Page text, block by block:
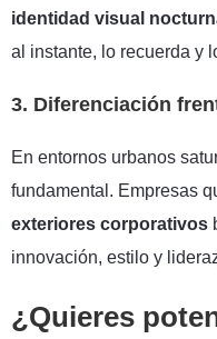
identidad visual
al instante, lo recuerda y
3. Diferenciación
En entornos urbanos
fundamental. Empresas
exteriores corporativos
innovación, estilo y
¿Quieres